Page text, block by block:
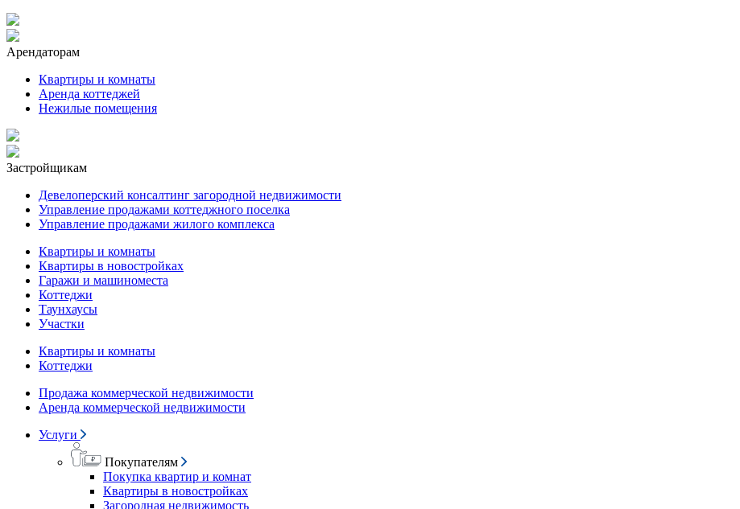
Арендаторам
Квартиры и комнаты
Аренда коттеджей
Нежилые помещения
Застройщикам
Девелоперский консалтинг загородной недвижимости
Управление продажами коттеджного поселка
Управление продажами жилого комплекса
Квартиры и комнаты
Квартиры в новостройках
Гаражи и машиноместа
Коттеджи
Таунхаусы
Участки
Квартиры и комнаты
Коттеджи
Продажа коммерческой недвижимости
Аренда коммерческой недвижимости
Услуги
Покупателям
Покупка квартир и комнат
Квартиры в новостройках
Загородная недвижимость